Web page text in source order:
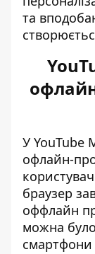
та
У YouTube
офлайн-
браузер
оффлайн
можна